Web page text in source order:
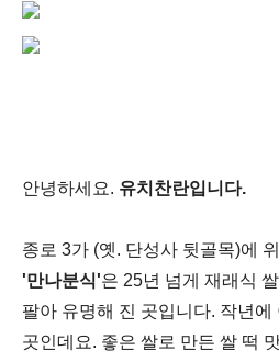
안녕하세요. 유치찬란입니다.
종로 3가 (옛. 단성사 뒷골목)에
'만나분식'은 25년 넘게 재래식
팔아 유명해 진 곳입니다. 작년에
곳인데요. 좋은 쌀로 만든 쌀 떡